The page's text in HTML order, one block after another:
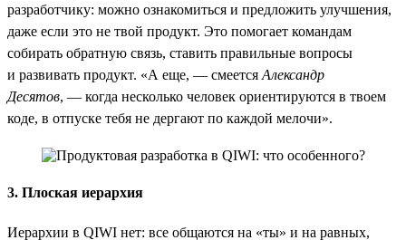
разработчику: можно ознакомиться и предложить улучшения,
даже если это не твой продукт. Это помогает командам
собирать обратную связь, ставить правильные вопросы
и развивать продукт. «А еще, — смеется Александр
Десятов, — когда несколько человек ориентируются в твоем
коде, в отпуске тебя не дергают по каждой мелочи».
3. Плоская иерархия
Иерархии в QIWI нет: все общаются на «ты» и на равных,